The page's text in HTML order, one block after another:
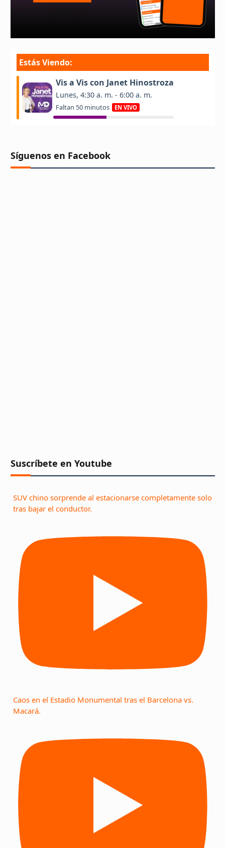
Síguenos en Facebook
Suscríbete en Youtube
SUV chino sorprende al estacionarse completamente solo
tras bajar el conductor.
Caos en el Estadio Monumental tras el Barcelona vs.
Macará.